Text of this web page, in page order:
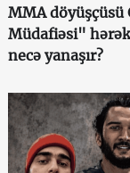
MMA
Müdafiəsi"
necə yanaşır?